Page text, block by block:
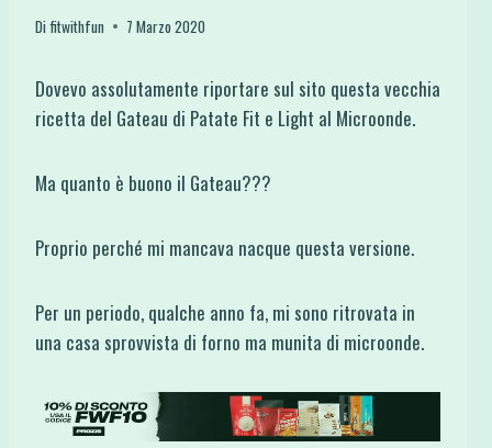
Difitwithfun 7 Marzo 2020
Dovevo assolutamente riportare sul sito questa vecchia
ricetta del Gateau di Patate Fit e Light al Microonde.
Ma quanto è buono il Gateau???
Proprio perché mi mancava nacque questa versione.
Per un periodo, qualche anno fa, mi sono ritrovata in
una casa sprovvista di forno ma munita di microonde.